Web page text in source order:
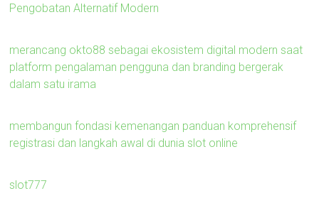
Pengobatan Alternatif Modern
merancang okto88 sebagai ekosistem digital modern saat
platform pengalaman pengguna dan branding bergerak
dalam satu irama
membangun fondasi kemenangan panduan komprehensif
registrasi dan langkah awal di dunia slot online
slot777